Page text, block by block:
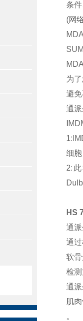
条
(网
为
避
通
细
2:
HS
通
通
软
检
通
肌
。